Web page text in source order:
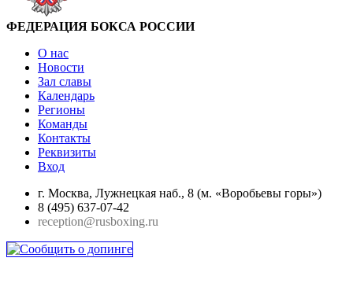
ФЕДЕРАЦИЯ БОКСА РОССИИ
О нас
Новости
Зал славы
Календарь
Регионы
Команды
Контакты
Реквизиты
Вход
г. Москва, Лужнецкая наб., 8 (м. «Воробьевы горы»)
8 (495) 637-07-42
reception@rusboxing.ru